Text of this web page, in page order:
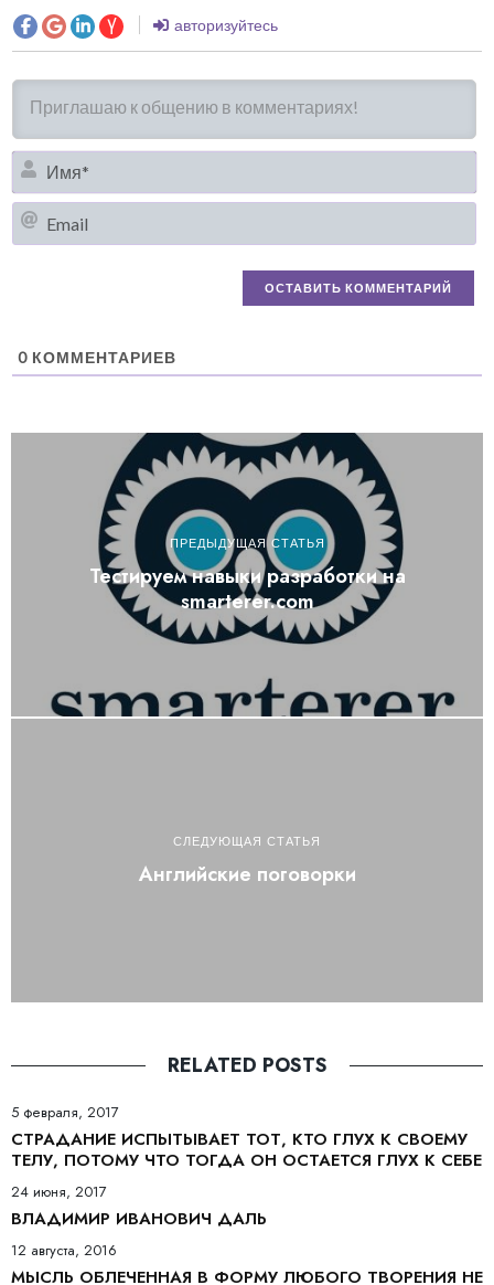
авторизуйтесь
0 КОММЕНТАРИЕВ
ПРЕДЫДУЩАЯ СТАТЬЯ
Тестируем навыки разработки на
smarterer.com
СЛЕДУЮЩАЯ СТАТЬЯ
Английские поговорки
RELATED POSTS
5 февраля, 2017
СТРАДАНИЕ ИСПЫТЫВАЕТ ТОТ, КТО ГЛУХ К СВОЕМУ
ТЕЛУ, ПОТОМУ ЧТО ТОГДА ОН ОСТАЕТСЯ ГЛУХ К СЕБЕ
24 июня, 2017
ВЛАДИМИР ИВАНОВИЧ ДАЛЬ
12 августа, 2016
МЫСЛЬ ОБЛЕЧЕННАЯ В ФОРМУ ЛЮБОГО ТВОРЕНИЯ НЕ